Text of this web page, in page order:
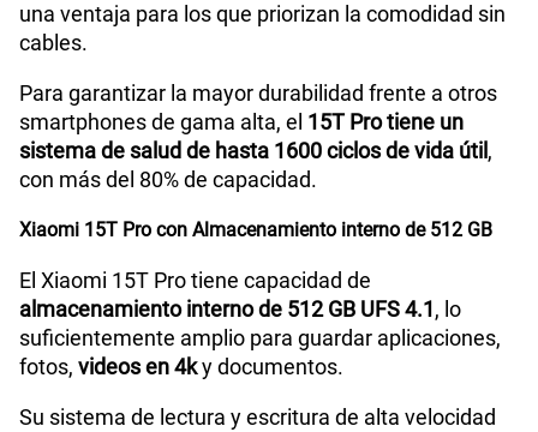
una ventaja para los que priorizan la comodidad sin
cables.
Para garantizar la mayor durabilidad frente a otros
smartphones de gama alta, el 15T Pro tiene un
sistema de salud de hasta 1600 ciclos de vida útil ,
con más del 80% de capacidad.
Xiaomi 15T Pro con Almacenamiento interno de 512 GB
El Xiaomi 15T Pro tiene capacidad de
almacenamiento interno de 512 GB UFS 4.1, lo
suficientemente amplio para guardar aplicaciones,
fotos, videos en 4ky documentos.
Su sistema de lectura y escritura de alta velocidad